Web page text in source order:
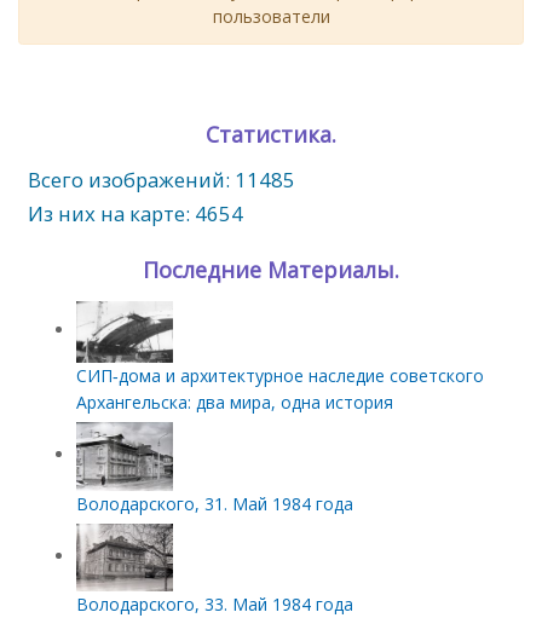
пользователи
Статистика.
Всего изображений: 11485
Из них на карте: 4654
Последние Материалы.
СИП‑дома и архитектурное наследие советского
Архангельска: два мира, одна история
Володарского, 31. Май 1984 года
Володарского, 33. Май 1984 года